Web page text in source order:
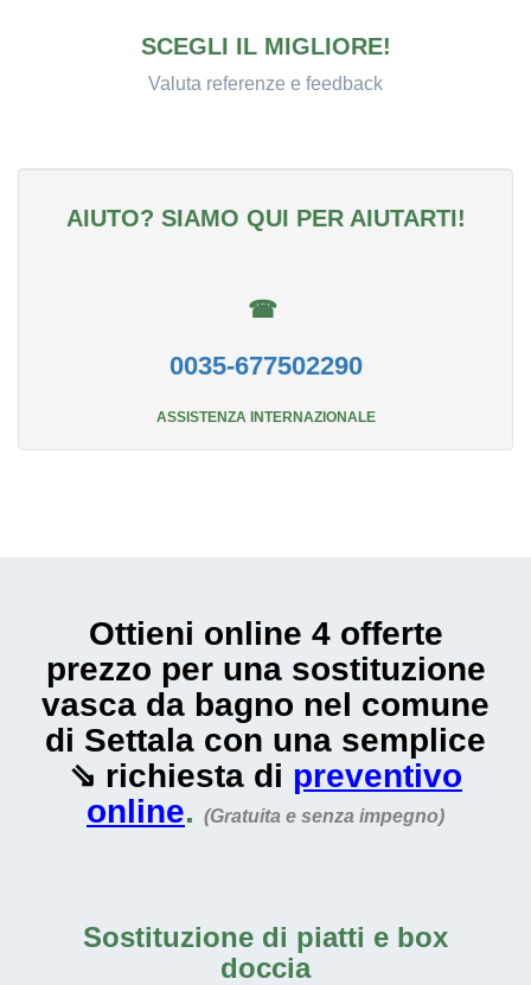
SCEGLI IL MIGLIORE!
Valuta referenze e feedback
AIUTO? SIAMO QUI PER AIUTARTI!
☎
0035-677502290
ASSISTENZA INTERNAZIONALE
Ottieni online 4 offerte
prezzo per una sostituzione
vasca da bagno nel comune
di Settala con una semplice
⇘ richiesta di preventivo
online. (Gratuita e senza impegno)
Sostituzione di piatti e box
doccia